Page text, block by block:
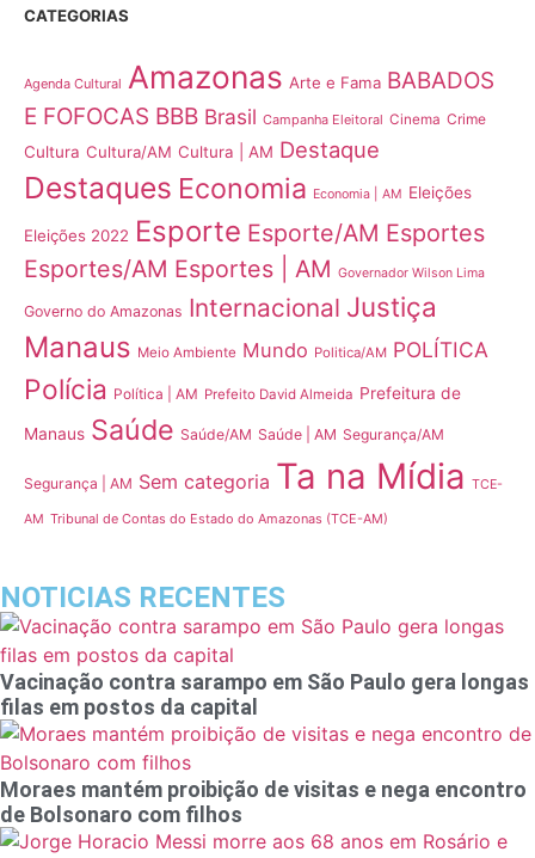
CATEGORIAS
Agenda Cultural Amazonas Arte e Fama BABADOS
E FOFOCAS BBB Brasil Campanha Eleitoral Cinema Crime
Cultura Cultura/AM Cultura | AM Destaque
Destaques Economia Economia | AM Eleições
Eleições 2022 Esporte Esporte/AM Esportes
Esportes/AM Esportes | AM Governador Wilson Lima
Governo do Amazonas Internacional Justiça
Manaus Meio Ambiente Mundo Politica/AM POLÍTICA
Polícia Política | AM Prefeito David Almeida Prefeitura de
Manaus Saúde Saúde/AM Saúde | AM Segurança/AM
Segurança | AM Sem categoria Ta na Mídia TCE-
AM Tribunal de Contas do Estado do Amazonas (TCE-AM)
NOTICIAS RECENTES
Vacinação contra sarampo em São Paulo gera longas
filas em postos da capital
Moraes mantém proibição de visitas e nega encontro
de Bolsonaro com filhos